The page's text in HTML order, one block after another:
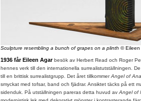
Sculpture resembling a bunch of grapes on a plinth © Eileen
1936 får Eileen Agarbesök av Herbert Read och Roger
hennes verk till den internationella surrealistutställningen.
till en brittisk surrealistgrupp. Det året tillkommerAngel of
smyckat med tofsar, band och fjädrar. Ansiktet täcks på ett
sidenduk. På utställningen pareras detta huvud av Angel of